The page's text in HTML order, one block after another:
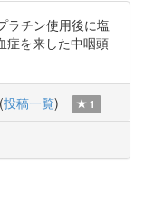
ラチン使用後に塩
症を来した中咽頭
(投稿一覧) 1